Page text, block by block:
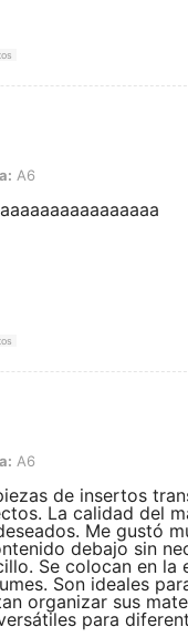
A6
A6
de insertos
La calidad del
Me gustó
debajo sin
Se colocan en la
Son ideales
organizar sus
para